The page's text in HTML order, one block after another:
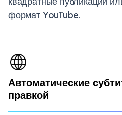
формат YouTube.
Автоматические
правкой